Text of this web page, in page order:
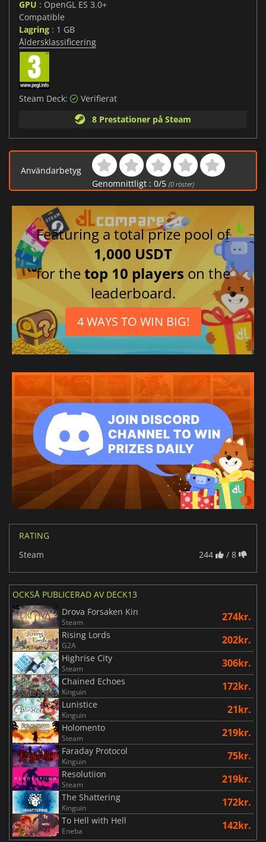
GPU : OpenGL ES 3.0+
Compatible
Lagring : 1 GB
Åldersklassificering
Steam Deck:
Verifierat
8 Prestationer på Steam
Användarbetyg
Genomnittligt : 0/5 (0röster)
Featuring a total prize pool of
1,000 USDT
for thetop 10 players on the
leaderboard.
4 WAYS TO WIN BIG!
RATING
Steam
244 / 8
OCKSÅ PUBLICERAD AV DECK13
Drova Forsaken Kin
Steam 274kr.
Rising Lords
G2A 202kr.
Highrise City
Steam 306kr.
Chained Echoes
Kinguin 172kr.
Lunistice
Kinguin 21kr.
Holomento
Steam 219kr.
Faraday Protocol
Kinguin 75kr.
Resolutiion
Steam 219kr.
The Shattering
Kinguin 172kr.
To Hell with Hell
Eneba 142kr.